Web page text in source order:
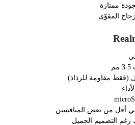
المقوّى
(فقط مقاومة للرذاذ)
أقل من بعض المنافسين
رغم التصميم الجميل